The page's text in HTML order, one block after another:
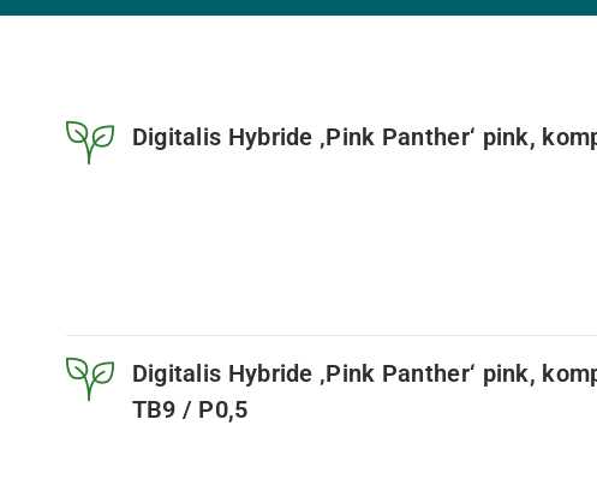
Digitalis Hybride ‚Pink Panther‘ pink,
Digitalis Hybride ‚Pink Panther‘ pink,
TB9 / P0,5